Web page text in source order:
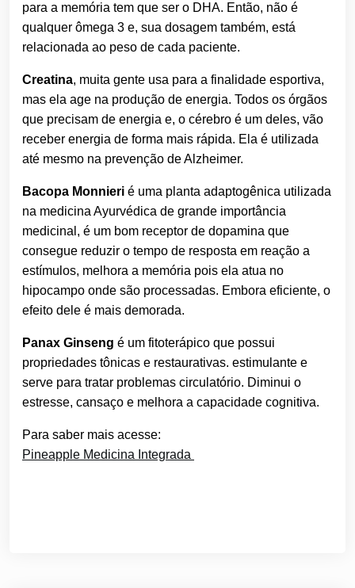
para a memória tem que ser o DHA. Então, não é
qualquer ômega 3 e, sua dosagem também, está
relacionada ao peso de cada paciente.
Creatina, muita gente usa para a finalidade esportiva,
mas ela age na produção de energia. Todos os órgãos
que precisam de energia e, o cérebro é um deles, vão
receber energia de forma mais rápida. Ela é utilizada
até mesmo na prevenção de Alzheimer.
Bacopa Monnieri é uma planta adaptogênica utilizada
na medicina Ayurvédica de grande importância
medicinal, é um bom receptor de dopamina que
consegue reduzir o tempo de resposta em reação a
estímulos, melhora a memória pois ela atua no
hipocampo onde são processadas. Embora eficiente, o
efeito dele é mais demorada.
Panax Ginseng é um fitoterápico que possui
propriedades tônicas e restaurativas. estimulante e
serve para tratar problemas circulatório. Diminui o
estresse, cansaço e melhora a capacidade cognitiva.
Para saber mais acesse:
Pineapple Medicina Integrada